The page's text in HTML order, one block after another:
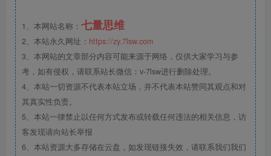
1、本网站名称： 七量思维
2、本站永久网址： https://zy.7lsw.com
3、本网站的文章部分内容可能来源于网络，仅供大家学习与参
考，如有侵权，请联系站长微信：v-7lsw进行删除处理。
4、本站一切资源不代表本站立场，并不代表本站赞同其观点和对
其真实性负责。
5、本站一律禁止以任何方式发布或转载任何违法的相关信息，访
客发现请向站长举报
6、本站资源大多存储在云盘，如发现链接失效，请联系我们我们